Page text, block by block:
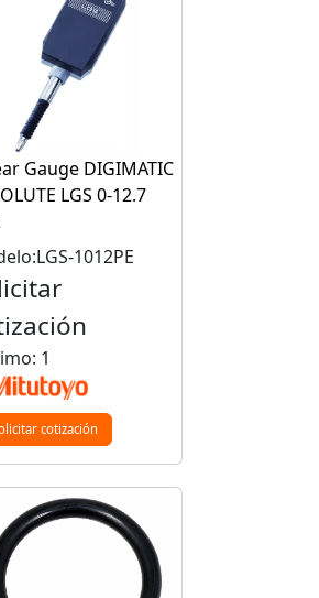
Gauge DIGIMATIC
LGS 0-12.7
1012PE
1
cotización